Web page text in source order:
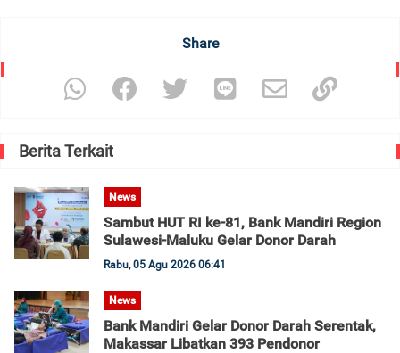
Share
Berita Terkait
News
Sambut HUT RI ke-81, Bank Mandiri Region
Sulawesi-Maluku Gelar Donor Darah
Rabu, 05 Agu 2026 06:41
News
Bank Mandiri Gelar Donor Darah Serentak,
Makassar Libatkan 393 Pendonor